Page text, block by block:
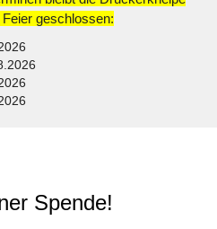
geschlossen:
Spende!